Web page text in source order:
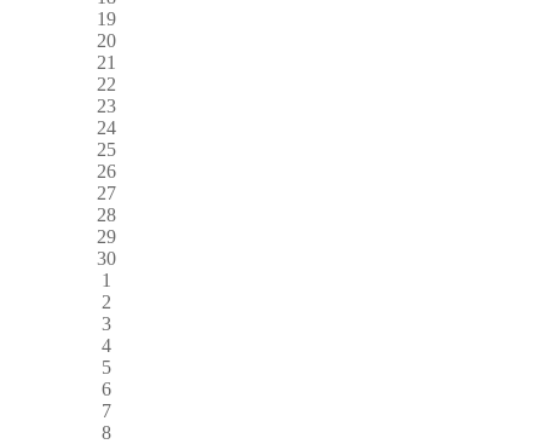
19
20
21
22
23
24
25
26
27
28
29
30
1
2
3
4
5
6
7
8